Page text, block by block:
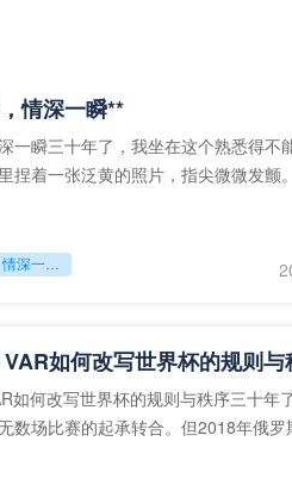
情深一瞬**
一瞬三十年了，我坐在这个熟悉得不
捏着一张泛黄的照片，指尖微微发颤
情深一瞬**
如何改写世界杯的规则与
如何改写世界杯的规则与秩序三十年
数场比赛的起承转合。但2018年俄罗